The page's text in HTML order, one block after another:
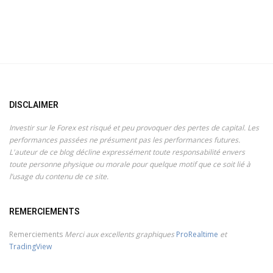
DISCLAIMER
Investir sur le Forex est risqué et peu provoquer des pertes de capital. Les
performances passées ne présument pas les performances futures.
L'auteur de ce blog décline expressément toute responsabilité envers
toute personne physique ou morale pour quelque motif que ce soit lié à
l’usage du contenu de ce site.
REMERCIEMENTS
Remerciements Merci aux excellents graphiques ProRealtime et
TradingView